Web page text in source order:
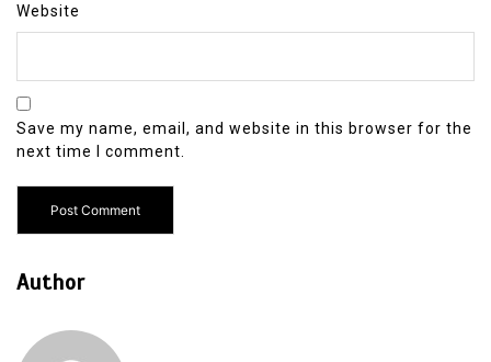
Website
Save my name, email, and website in this browser for the
next time I comment.
Author